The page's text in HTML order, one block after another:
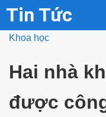
Tin Tức
Khoa học
Hai nhà
được